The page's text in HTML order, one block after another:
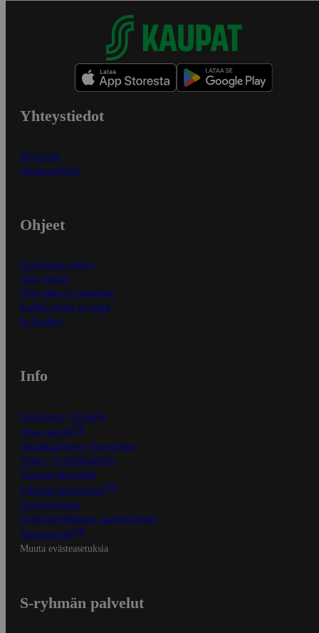
Yhteystiedot
Myymälät
Asiakaspalvelu
Ohjeet
Ensitilaajan ohjeet
Näin maksat
Näin tilaat ja muokkaat
Kaikki ohjeet ja vinkit
In English
Info
S-Business yrityksille
Oiva-raportit
Osuuskauppojen yhteystiedot
Tilaus- ja toimitusehdot
Tietosuojakäytäntö
Palvelun käyttöehdot
Saavutettavuus
Mobiilisovelluksen saavutettavuus
Mainostajalle
Muuta evästeasetuksia
S-ryhmän palvelut